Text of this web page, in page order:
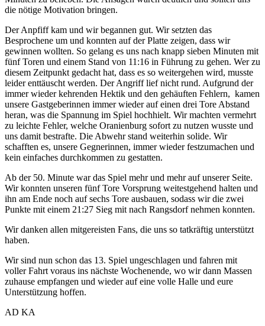
die nötige Motivation bringen.
Der Anpfiff kam und wir begannen gut. Wir setzten das
Besprochene um und konnten auf der Platte zeigen, dass wir
gewinnen wollten. So gelang es uns nach knapp sieben Minuten mit
fünf Toren und einem Stand von 11:16 in Führung zu gehen. Wer zu
diesem Zeitpunkt gedacht hat, dass es so weitergehen wird, musste
leider enttäuscht werden. Der Angriff lief nicht rund. Aufgrund der
immer wieder kehrenden Hektik und den gehäuften Fehlern, kamen
unsere Gastgeberinnen immer wieder auf einen drei Tore Abstand
heran, was die Spannung im Spiel hochhielt. Wir machten vermehrt
zu leichte Fehler, welche Oranienburg sofort zu nutzen wusste und
uns damit bestrafte. Die Abwehr stand weiterhin solide. Wir
schafften es, unsere Gegnerinnen, immer wieder festzumachen und
kein einfaches durchkommen zu gestatten.
Ab der 50. Minute war das Spiel mehr und mehr auf unserer Seite.
Wir konnten unseren fünf Tore Vorsprung weitestgehend halten und
ihn am Ende noch auf sechs Tore ausbauen, sodass wir die zwei
Punkte mit einem 21:27 Sieg mit nach Rangsdorf nehmen konnten.
Wir danken allen mitgereisten Fans, die uns so tatkräftig unterstützt
haben.
Wir sind nun schon das 13. Spiel ungeschlagen und fahren mit
voller Fahrt voraus ins nächste Wochenende, wo wir dann Massen
zuhause empfangen und wieder auf eine volle Halle und eure
Unterstützung hoffen.
AD KA